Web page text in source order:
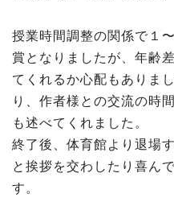
授業時間調整の関係で１
賞となりましたが、年齢
てくれるか心配もありま
り、作者様との交流の時
も述べてくれました。
終了後、体育館より退場
と挨拶を交わしたり喜ん
す。